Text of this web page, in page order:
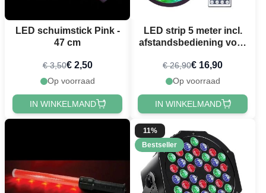
LED schuimstick Pink -
47 cm
€ 3,50€ 2,50
Op voorraad
IN WINKELMAND
LED strip 5 meter incl.
afstandsbediening voor
€ 26,90€ 16,90
Op voorraad
IN WINKELMAND
11%
Bestseller